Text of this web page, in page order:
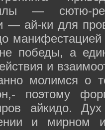
— сютю-
— ай-ки для
победы, а
и
молимся о
поэтому
айкидо.
и мирном